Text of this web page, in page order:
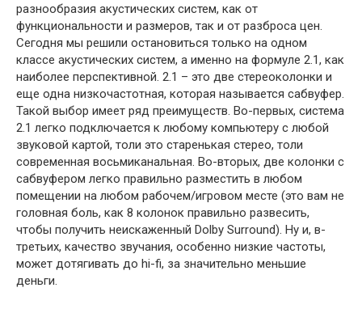
разнообразия акустических систем, как от
функциональности и размеров, так и от разброса цен.
Сегодня мы решили остановиться только на одном
классе акустических систем, а именно на формуле 2.1, как
наиболее перспективной. 2.1 – это две стереоколонки и
еще одна низкочастотная, которая называется сабвуфер.
Такой выбор имеет ряд преимуществ. Во-первых, система
2.1 легко подключается к любому компьютеру с любой
звуковой картой, толи это старенькая стерео, толи
современная восьмиканальная. Во-вторых, две колонки с
сабвуфером легко правильно разместить в любом
помещении на любом рабочем/игровом месте (это вам не
головная боль, как 8 колонок правильно развесить,
чтобы получить неискаженный Dolby Surround). Ну и, в-
третьих, качество звучания, особенно низкие частоты,
может дотягивать до hi-fi, за значительно меньшие
деньги.